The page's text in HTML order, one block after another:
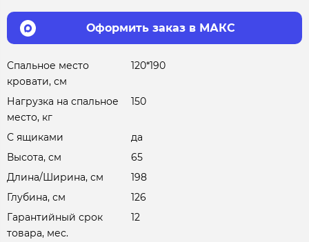
Оформить заказ в МАКС
Спальное место
кровати, см
120*190
Нагрузка на спальное
место, кг
150
С ящиками
да
Высота, см
65
Длина/Ширина, см
198
Глубина, см
126
Гарантийный срок
товара, мес.
12